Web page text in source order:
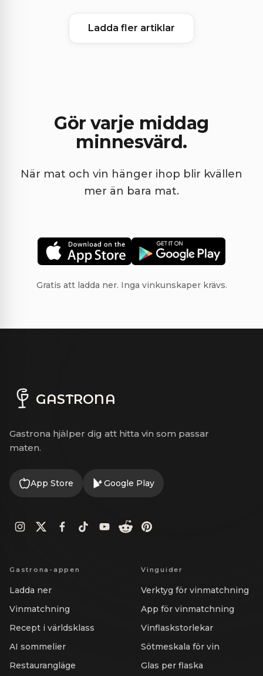
Ladda fler artiklar
Gör varje middag
minnesvärd.
När mat och vin hänger ihop blir kvällen
mer än bara mat.
Gratis att ladda ner. Inga vinkunskaper krävs.
GASTRONA
Gastrona hjälper dig att hitta vin som passar
maten.
App Store Google Play
Gastrona-appen
Ladda ner
Vinmatchning
Recept i världsklass
AI sommelier
Restaurangläge
Vinguider
Verktyg för vinmatchning
App för vinmatchning
Vinflaskstorlekar
Sötmeskala för vin
Glas per flaska